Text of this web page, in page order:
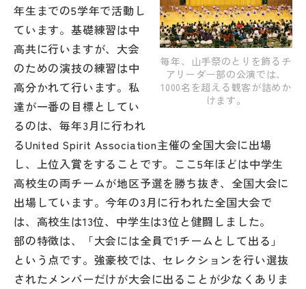
特集
NettyLandかわら版
その他
お問い合わせ
個人情報保護方針
サイトマップ
運営会社
毎年、山手祭のとりを飾るチ
アリーダー部の公演では、
1000名を超える観客が詰めか
けます。
年生までの5学年で活動し
ています。基礎練習は中
高共に行いますが、大会
のための演技の練習は中
高分かれて行います。私
達が一番の目標としてい
るのは、毎年3月に行われ
るUnited Spirit Association主催の全国大会に出場
し、上位入賞をすることです。ここ5年ほどは中学生
高校生の両チームが地区予選を勝ち抜き、全国大会に
出場しています。今年の3月に行われた全国大会で
は、高校生は13位、中学生は3位と健闘しました。
部の特徴は、「大会には全員で1チームとして出る」
という点です。強豪校では、セレクションを行い選抜
されたメンバーだけが大会に出ることが少なくありま